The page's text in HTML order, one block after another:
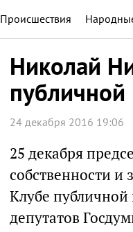
Происшествия
Николай
24 декабря 2016 19:06
25 декабря
собственности
Клубе публичной
депутатов